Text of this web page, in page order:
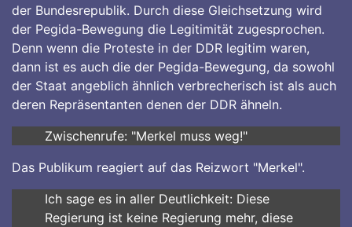
der Bundesrepublik. Durch diese Gleichsetzung wird
der Pegida-Bewegung die Legitimität zugesprochen.
Denn wenn die Proteste in der DDR legitim waren,
dann ist es auch die der Pegida-Bewegung, da sowohl
der Staat angeblich ähnlich verbrecherisch ist als auch
deren Repräsentanten denen der DDR ähneln.
Zwischenrufe: "Merkel muss weg!"
Das Publikum reagiert auf das Reizwort "Merkel".
Ich sage es in aller Deutlichkeit: Diese
Regierung ist keine Regierung mehr, diese